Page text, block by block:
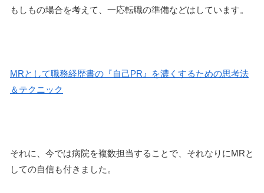
もしもの場合を考えて、一応転職の準備などはしています。
MRとして職務経歴書の『自己PR』を濃くするための思考法
＆テクニック
それに、今では病院を複数担当することで、それなりにMRと
しての自信も付きました。